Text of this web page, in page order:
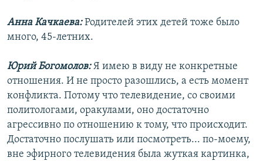
Анна Качкаева:Родителей этих детей тоже было
много, 45-летних.
Юрий Богомолов:Я имею в виду не конкретные
отношения. И не просто разошлись, а есть момент
конфликта. Потому что телевидение, со своими
политологами, оракулами, оно достаточно
агрессивно по отношению к тому, что происходит.
Достаточно послушать или посмотреть... по-моему,
вне эфирного телевидения была жуткая картинка,